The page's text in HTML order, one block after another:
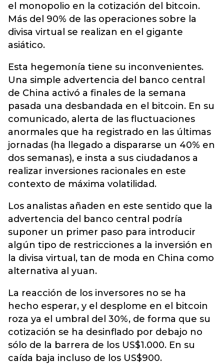
el monopolio en la cotización del bitcoin.
Más del 90% de las operaciones sobre la
divisa virtual se realizan en el gigante
asiático.
Esta hegemonía tiene su inconvenientes.
Una simple advertencia del banco central
de China activó a finales de la semana
pasada una desbandada en el bitcoin. En su
comunicado, alerta de las fluctuaciones
anormales que ha registrado en las últimas
jornadas (ha llegado a dispararse un 40% en
dos semanas), e insta a sus ciudadanos a
realizar inversiones racionales en este
contexto de máxima volatilidad.
Los analistas añaden en este sentido que la
advertencia del banco central podría
suponer un primer paso para introducir
algún tipo de restricciones a la inversión en
la divisa virtual, tan de moda en China como
alternativa al yuan.
La reacción de los inversores no se ha
hecho esperar, y el desplome en el bitcoin
roza ya el umbral del 30%, de forma que su
cotización se ha desinflado por debajo no
sólo de la barrera de los US$1.000. En su
caída baja incluso de los US$900.